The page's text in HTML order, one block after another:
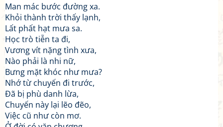
Man mác bước đường xa.
Khỏi thành trời thấy lạnh,
Lất phất hạt mưa sa.
Học trò tiễn ta đi,
Vương vít nặng tình xưa,
Nào phải là nhi nữ,
Bưng mặt khóc như mưa?
Nhớ từ chuyến đi trước,
Đã bị phù danh lừa,
Chuyến này lại lẽo đẽo,
Việc cũ như còn mơ.